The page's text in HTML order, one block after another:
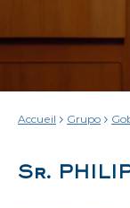
Accueil Grupo
Sr.